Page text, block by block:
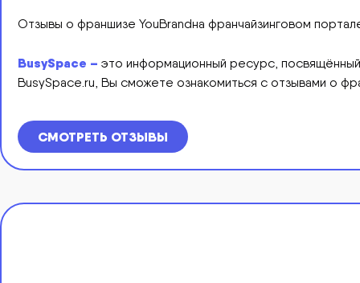
Отзывы о франшизе YouBrandна франчайзинговом
BusySpace – это информационный ресурс,
BusySpace.ru, Вы сможете ознакомиться с отзывами о
СМОТРЕТЬ ОТЗЫВЫ